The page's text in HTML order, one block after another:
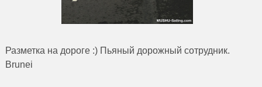
Разметка на дороге :) Пьяный дорожный сотрудник.
Brunei